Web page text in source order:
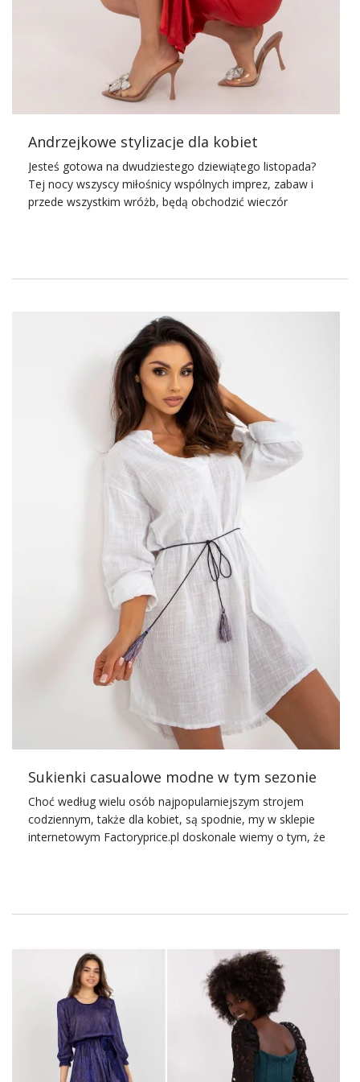
Andrzejkowe stylizacje dla kobiet
Jesteś gotowa na dwudziestego dziewiątego listopada?
Tej nocy wszyscy miłośnicy wspólnych imprez, zabaw i
przede wszystkim wróżb, będą obchodzić wieczór
andrzejkowe stylizacje
stylistki modowe Ci w tym pomogą! Jeżeli chcesz
zaczerpnąć odrobinę inspiracji modowych, to koniecznie
zapoznaj się z dzisiejszym wpisem. Zapraszamy!
Czerwona sukienka na Andrzejki
Pierwsza propozycja na ten wyjątkowy wieczór, to
kreacja, w której główną rolę graczerwona sukienka na
. Wszystkie kobiety w takim kolorze prezentują
się niezwykle zmysłowo i elegancko, dlatego ten odcień
sprawdzi się na wyjście w każde miejsce. Nasz
internetowy eButik.pl to miejsce, gdzie znajdziesz wiele
modnych propozycji. Jedną z naszych ulubionych jest
bardzo kobieca, czerwona sukienka na Andrzejki o
dopasowanym do ciała kroju, długości midi, na cienkich
ramiączkach i z głębokim, kopertowym dekoltem, który
fantastycznie wysmukla …
Sukienki casualowe modne w tym sezonie
Choć według wielu osób najpopularniejszym strojem
codziennym, także dla kobiet, są spodnie, my w sklepie
internetowym Factoryprice.pl doskonale wiemy o tym, że
opcja
Jeżeli chcesz wyglądać modnie i czuć się niesamowicie
kobieco, tosukienki casualowe
są czymś, co powinno
znaleźć się w Twojej garderobie. Czym się charakteryzują?
Na pewno nie są to suknie balowe, ale stroje, które
można swobodnie łączyć z balerinkami czy trampkami i
jeansowymi kurteczkami oraz ramoneskami. Sukienki